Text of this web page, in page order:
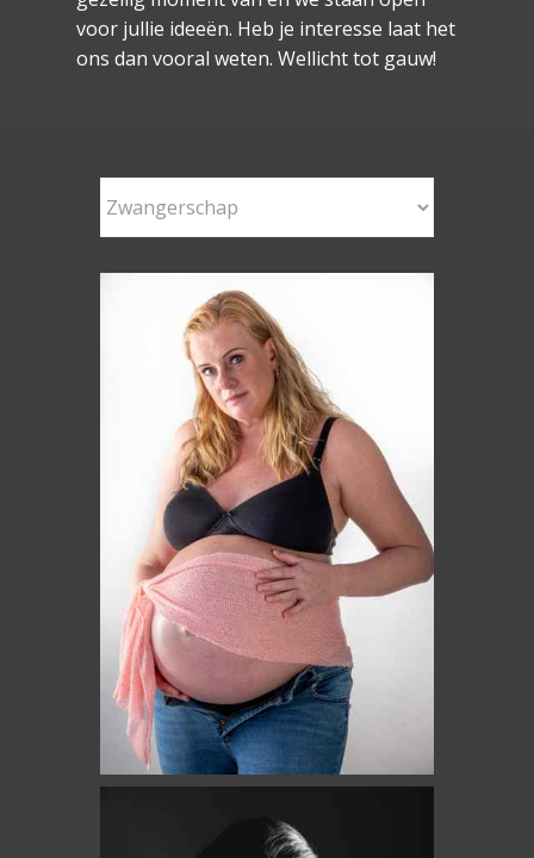
voor jullie ideeën. Heb je interesse laat het
ons dan vooral weten. Wellicht tot gauw!